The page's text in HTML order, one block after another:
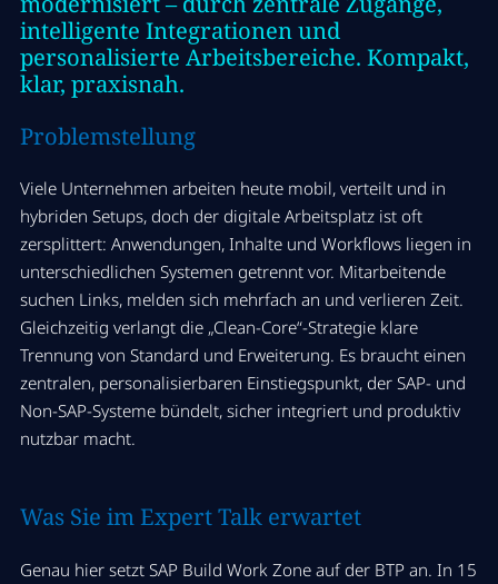
intelligente Integrationen und
personalisierte Arbeitsbereiche. Kompakt,
klar, praxisnah.
Problemstellung
Viele Unternehmen arbeiten heute mobil, verteilt und in
hybriden Setups, doch der digitale Arbeitsplatz ist oft
zersplittert: Anwendungen, Inhalte und Workflows liegen in
unterschiedlichen Systemen getrennt vor. Mitarbeitende
suchen Links, melden sich mehrfach an und verlieren Zeit.
Gleichzeitig verlangt die „Clean-Core“-Strategie klare
Trennung von Standard und Erweiterung. Es braucht einen
zentralen, personalisierbaren Einstiegspunkt, der SAP- und
Non-SAP-Systeme bündelt, sicher integriert und produktiv
nutzbar macht.
Was Sie im Expert Talk erwartet
Genau hier setzt SAP Build Work Zone auf der BTP an. In 15